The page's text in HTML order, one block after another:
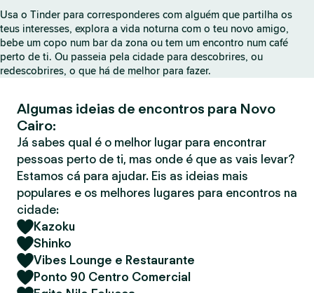
o
T
i
n
r
Usa o Tinder para corresponderes com alguém que partilha os
teus interesses, explora a vida noturna com o teu novo amigo,
bebe um copo num bar da zona ou tem um encontro num café
perto de ti. Ou passeia pela cidade para descobrires, ou
redescobrires, o que há de melhor para fazer.
Algumas ideias de encontros para Novo
Cairo:
Já sabes qual é o melhor lugar para encontrar
pessoas perto de ti, mas onde é que as vais levar?
Estamos cá para ajudar. Eis as ideias mais
populares e os melhores lugares para encontros na
cidade:
Kazoku
Shinko
Vibes Lounge e Restaurante
Ponto 90 Centro Comercial